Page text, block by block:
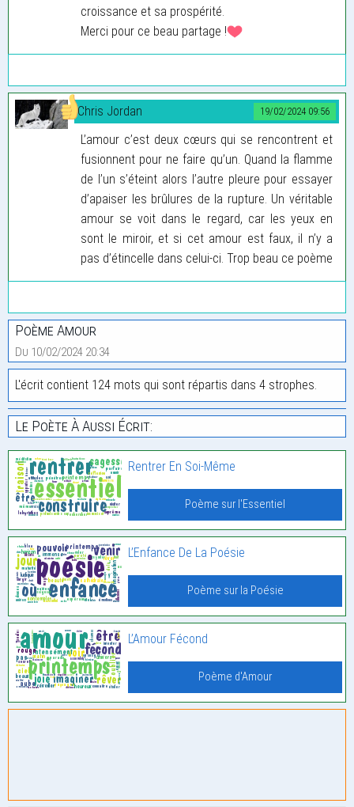
croissance et sa prospérité.
Merci pour ce beau partage !
19/02/2024 09:56
Chris Jordan
L’amour c’est deux cœurs qui se rencontrent et
fusionnent pour ne faire qu’un. Quand la flamme
de l’un s’éteint alors l’autre pleure pour essayer
d’apaiser les brûlures de la rupture. Un véritable
amour se voit dans le regard, car les yeux en
sont le miroir, et si cet amour est faux, il n’y a
pas d’étincelle dans celui-ci. Trop beau ce poème
Poème Amour
Du 10/02/2024 20:34
L'écrit contient 124 mots qui sont répartis dans 4 strophes.
Le Poète À Aussi Écrit:
Rentrer En Soi-Même
Poème sur l'Essentiel
L’Enfance De La Poésie
Poème sur la Poésie
L’Amour Fécond
Poème d'Amour